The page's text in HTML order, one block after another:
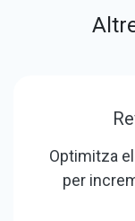
Optimitza
per